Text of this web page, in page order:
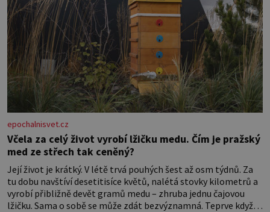
epochalnisvet.cz
Včela za celý život vyrobí lžičku medu. Čím je pražský
med ze střech tak ceněný?
Její život je krátký. V létě trvá pouhých šest až osm týdnů. Za
tu dobu navštíví desetitisíce květů, nalétá stovky kilometrů a
vyrobí přibližně devět gramů medu – zhruba jednu čajovou
lžičku. Sama o sobě se může zdát bezvýznamná. Teprve když